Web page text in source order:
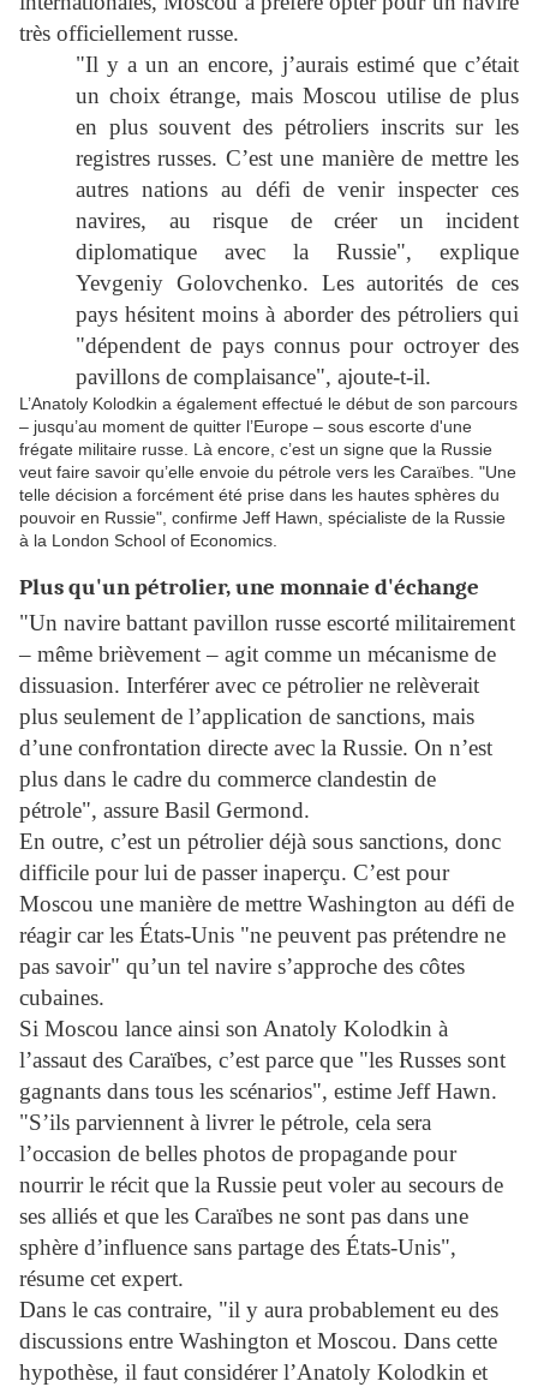
très officiellement russe.
"Il y a un an encore, j’aurais estimé que c’était
un choix étrange, mais Moscou utilise de plus
en plus souvent des pétroliers inscrits sur les
registres russes. C’est une manière de mettre les
autres nations au défi de venir inspecter ces
navires, au risque de créer un incident
diplomatique avec la Russie", explique
Yevgeniy Golovchenko. Les autorités de ces
pays hésitent moins à aborder des pétroliers qui
"dépendent de pays connus pour octroyer des
pavillons de complaisance", ajoute-t-il.
L’Anatoly Kolodkin a également effectué le début de son parcours
– jusqu’au moment de quitter l’Europe – sous escorte d'une
frégate militaire russe. Là encore, c’est un signe que la Russie
veut faire savoir qu’elle envoie du pétrole vers les Caraïbes. "Une
telle décision a forcément été prise dans les hautes sphères du
pouvoir en Russie", confirme Jeff Hawn, spécialiste de la Russie
à la London School of Economics.
Plus qu'un pétrolier, une monnaie d'échange
"Un navire battant pavillon russe escorté militairement
– même brièvement – agit comme un mécanisme de
dissuasion. Interférer avec ce pétrolier ne relèverait
plus seulement de l’application de sanctions, mais
d’une confrontation directe avec la Russie. On n’est
plus dans le cadre du commerce clandestin de
pétrole", assure Basil Germond.
En outre, c’est un pétrolier déjà sous sanctions, donc
difficile pour lui de passer inaperçu. C’est pour
Moscou une manière de mettre Washington au défi de
réagir car les États-Unis "ne peuvent pas prétendre ne
pas savoir" qu’un tel navire s’approche des côtes
cubaines.
Si Moscou lance ainsi son Anatoly Kolodkin à
l’assaut des Caraïbes, c’est parce que "les Russes sont
gagnants dans tous les scénarios", estime Jeff Hawn.
"S’ils parviennent à livrer le pétrole, cela sera
l’occasion de belles photos de propagande pour
nourrir le récit que la Russie peut voler au secours de
ses alliés et que les Caraïbes ne sont pas dans une
sphère d’influence sans partage des États-Unis",
résume cet expert.
Dans le cas contraire, "il y aura probablement eu des
discussions entre Washington et Moscou. Dans cette
hypothèse, il faut considérer l’Anatoly Kolodkin et